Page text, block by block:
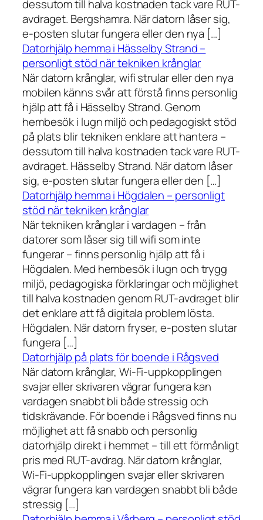
dessutom till halva kostnaden tack vare RUT-
avdraget. Bergshamra. När datorn låser sig,
e-posten slutar fungera eller den nya […]
Datorhjälp hemma i Hässelby Strand –
personligt stöd när tekniken krånglar
När datorn krånglar, wifi strular eller den nya
mobilen känns svår att förstå finns personlig
hjälp att få i Hässelby Strand. Genom
hembesök i lugn miljö och pedagogiskt stöd
på plats blir tekniken enklare att hantera –
dessutom till halva kostnaden tack vare RUT-
avdraget. Hässelby Strand. När datorn låser
sig, e-posten slutar fungera eller den […]
Datorhjälp hemma i Högdalen – personligt
stöd när tekniken krånglar
När tekniken krånglar i vardagen – från
datorer som låser sig till wifi som inte
fungerar – finns personlig hjälp att få i
Högdalen. Med hembesök i lugn och trygg
miljö, pedagogiska förklaringar och möjlighet
till halva kostnaden genom RUT-avdraget blir
det enklare att få digitala problem lösta.
Högdalen. När datorn fryser, e-posten slutar
fungera […]
Datorhjälp på plats för boende i Rågsved
När datorn krånglar, Wi-Fi-uppkopplingen
svajar eller skrivaren vägrar fungera kan
vardagen snabbt bli både stressig och
tidskrävande. För boende i Rågsved finns nu
möjlighet att få snabb och personlig
datorhjälp direkt i hemmet – till ett förmånligt
pris med RUT-avdrag. När datorn krånglar,
Wi-Fi-uppkopplingen svajar eller skrivaren
vägrar fungera kan vardagen snabbt bli både
stressig […]